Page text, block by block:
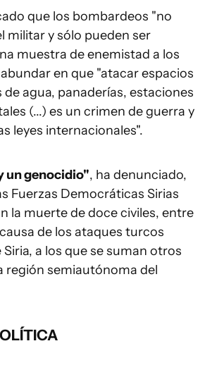
que los bombardeos "no
militar y sólo pueden ser
muestra de enemistad a los
en que "atacar espacios
de agua, panaderías, estaciones
(...) es un crimen de guerra y
leyes internacionales".
un genocidio", ha denunciado,
Fuerzas Democráticas Sirias
la muerte de doce civiles, entre
de los ataques turcos
a los que se suman otros
región semiautónoma del